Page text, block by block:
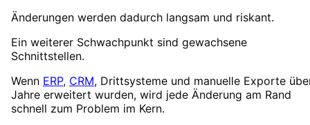
Änderungen werden dadurch langsam und riskant.
Ein weiterer Schwachpunkt sind gewachsene
Schnittstellen.
Wenn ERP, CRM, Drittsysteme und manuelle Exporte
Jahre erweitert wurden, wird jede Änderung am Rand
schnell zum Problem im Kern.